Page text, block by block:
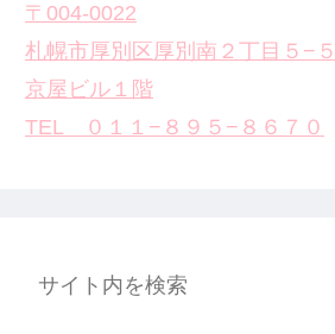
〒004-0022
札幌市厚別区厚別南２丁目５−５
京屋ビル１階
TEL ０１１−８９５−８６７０